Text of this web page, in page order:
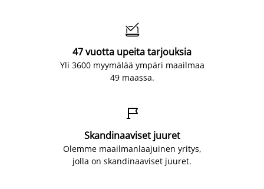

47 vuotta upeita tarjouksia
Yli 3600 myymälää ympäri maailmaa
49 maassa.

Skandinaaviset juuret
Olemme maailmanlaajuinen yritys,
jolla on skandinaaviset juuret.